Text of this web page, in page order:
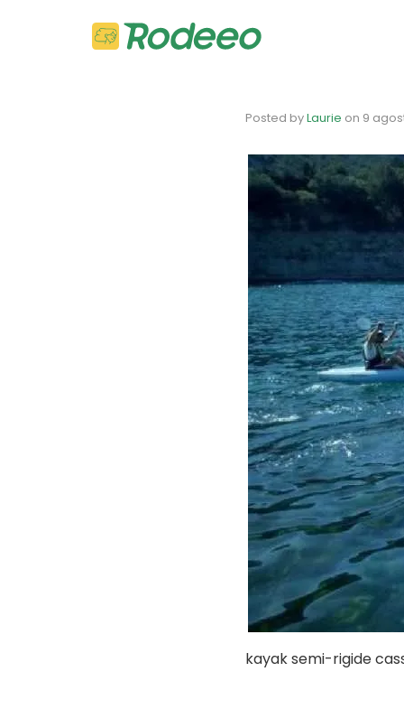
Posted byLaurie on 9
kayak semi-rigide